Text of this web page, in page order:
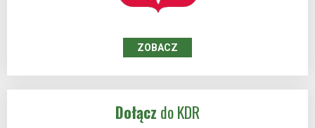
ZOBACZ
Dołącz do KDR